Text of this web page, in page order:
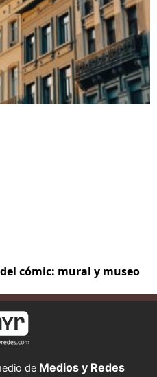
cómic: mural y museo
de Medios y Redes